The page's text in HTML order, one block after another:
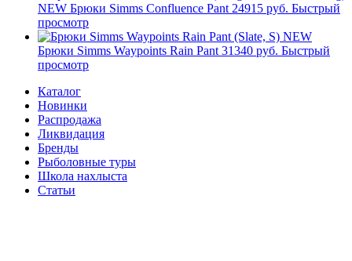
NEW Брюки Simms Confluence Pant 24915 руб. Быстрый
просмотр
NEW
Брюки Simms Waypoints Rain Pant 31340 руб. Быстрый
просмотр
Каталог
Новинки
Распродажа
Ликвидация
Бренды
Рыболовные туры
Школа нахлыста
Статьи